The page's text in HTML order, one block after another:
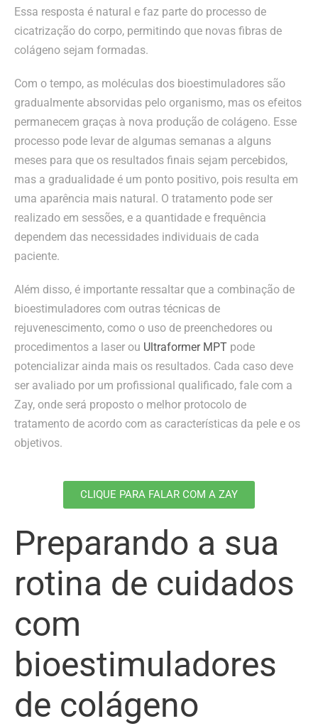
Essa resposta é natural e faz parte do processo de
cicatrização do corpo, permitindo que novas fibras de
colágeno sejam formadas.
Com o tempo, as moléculas dos bioestimuladores são
gradualmente absorvidas pelo organismo, mas os efeitos
permanecem graças à nova produção de colágeno. Esse
processo pode levar de algumas semanas a alguns
meses para que os resultados finais sejam percebidos,
mas a gradualidade é um ponto positivo, pois resulta em
uma aparência mais natural. O tratamento pode ser
realizado em sessões, e a quantidade e frequência
dependem das necessidades individuais de cada
paciente.
Além disso, é importante ressaltar que a combinação de
bioestimuladores com outras técnicas de
rejuvenescimento, como o uso de preenchedores ou
procedimentos a laser ou Ultraformer MPT pode
potencializar ainda mais os resultados. Cada caso deve
ser avaliado por um profissional qualificado, fale com a
Zay, onde será proposto o melhor protocolo de
tratamento de acordo com as características da pele e os
objetivos.
CLIQUE PARA FALAR COM A ZAY
Preparando a sua
rotina de cuidados
com
bioestimuladores
de colágeno